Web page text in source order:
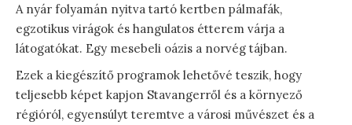
A nyár folyamán nyitva tartó kertben pálmafák,
egzotikus virágok és hangulatos étterem várja a
látogatókat. Egy mesebeli oázis a norvég tájban.
Ezek a kiegészítő programok lehetővé teszik, hogy
teljesebb képet kapjon Stavangerről és a környező
régióról, egyensúlyt teremtve a városi művészet és a